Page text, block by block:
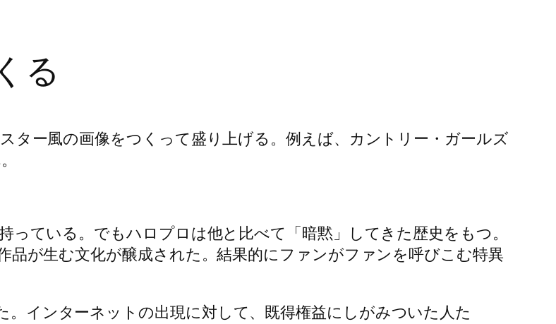
る
ター風の画像をつくって盛り上げる。例えば、カントリー・ガールズ
っている。でもハロプロは他と比べて「暗黙」してきた歴史をもつ。
品が生む文化が醸成された。結果的にファンがファンを呼びこむ特異
インターネットの出現に対して、既得権益にしがみついた人た